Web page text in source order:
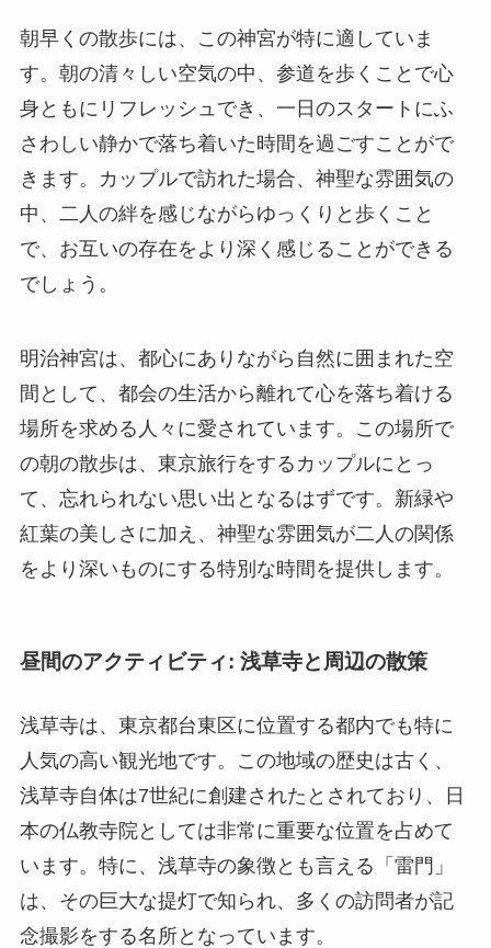
朝早くの散歩には、この神宮が特に適していま
す。朝の清々しい空気の中、参道を歩くことで心
身ともにリフレッシュでき、一日のスタートにふ
さわしい静かで落ち着いた時間を過ごすことがで
きます。カップルで訪れた場合、神聖な雰囲気の
中、二人の絆を感じながらゆっくりと歩くこと
で、お互いの存在をより深く感じることができる
でしょう。
明治神宮は、都心にありながら自然に囲まれた空
間として、都会の生活から離れて心を落ち着ける
場所を求める人々に愛されています。この場所で
の朝の散歩は、東京旅行をするカップルにとっ
て、忘れられない思い出となるはずです。新緑や
紅葉の美しさに加え、神聖な雰囲気が二人の関係
をより深いものにする特別な時間を提供します。
昼間のアクティビティ: 浅草寺と周辺の散策
浅草寺は、東京都台東区に位置する都内でも特に
人気の高い観光地です。この地域の歴史は古く、
浅草寺自体は7世紀に創建されたとされており、日
本の仏教寺院としては非常に重要な位置を占めて
います。特に、浅草寺の象徴とも言える「雷門」
は、その巨大な提灯で知られ、多くの訪問者が記
念撮影をする名所となっています。